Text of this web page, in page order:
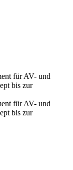
für AV- und
bis zur
für AV- und
bis zur